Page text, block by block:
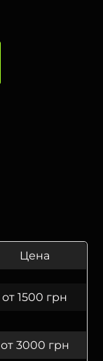
Цена
от 1500 грн
от 3000 грн